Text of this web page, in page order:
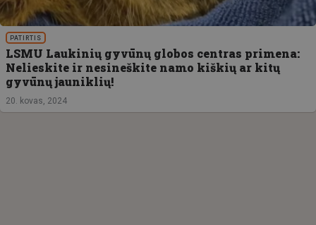
PATIRTIS
LSMU Laukinių gyvūnų globos centras primena:
Nelieskite ir nesineškite namo kiškių ar kitų
gyvūnų jauniklių!
20. kovas, 2024